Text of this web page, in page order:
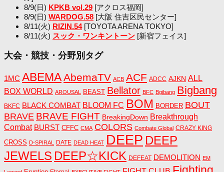
8/9(日) KPKB vol.29 [アクロス福岡]
8/9(日) WARDOG.58 [大阪 住吉区民センター]
8/11(火) RIZIN.54[TOYOTA ARENA TOKYO]
8/11(火) スック・ワンキントーン [新宿フェイス]
大会・競技・分野別タグ
1MC ABEMAAbemaTV ACB ACF ADCC AJKN ALL
BOX WORLD AROUSAL BEAST Bellator BFC Bgibang Bigbang
BKFC BLACK COMBAT BLOOM FC BOM BORDER BOUT
BRAVE BRAVE FIGHT BreakingDown Breakthrough
Combat BURST CFFC CMA COLORS Combate Global CRAZY KING
CROSS D-SPIRAL DATE DEAD HEAT DEEP DEEP
JEWELS DEEP☆KICK DEFEAT DEMOLITION EM